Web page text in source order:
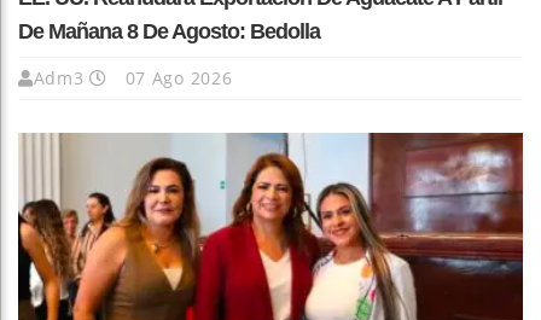
De Mañana 8 De Agosto: Bedolla
Adm3 07 Ago 2026